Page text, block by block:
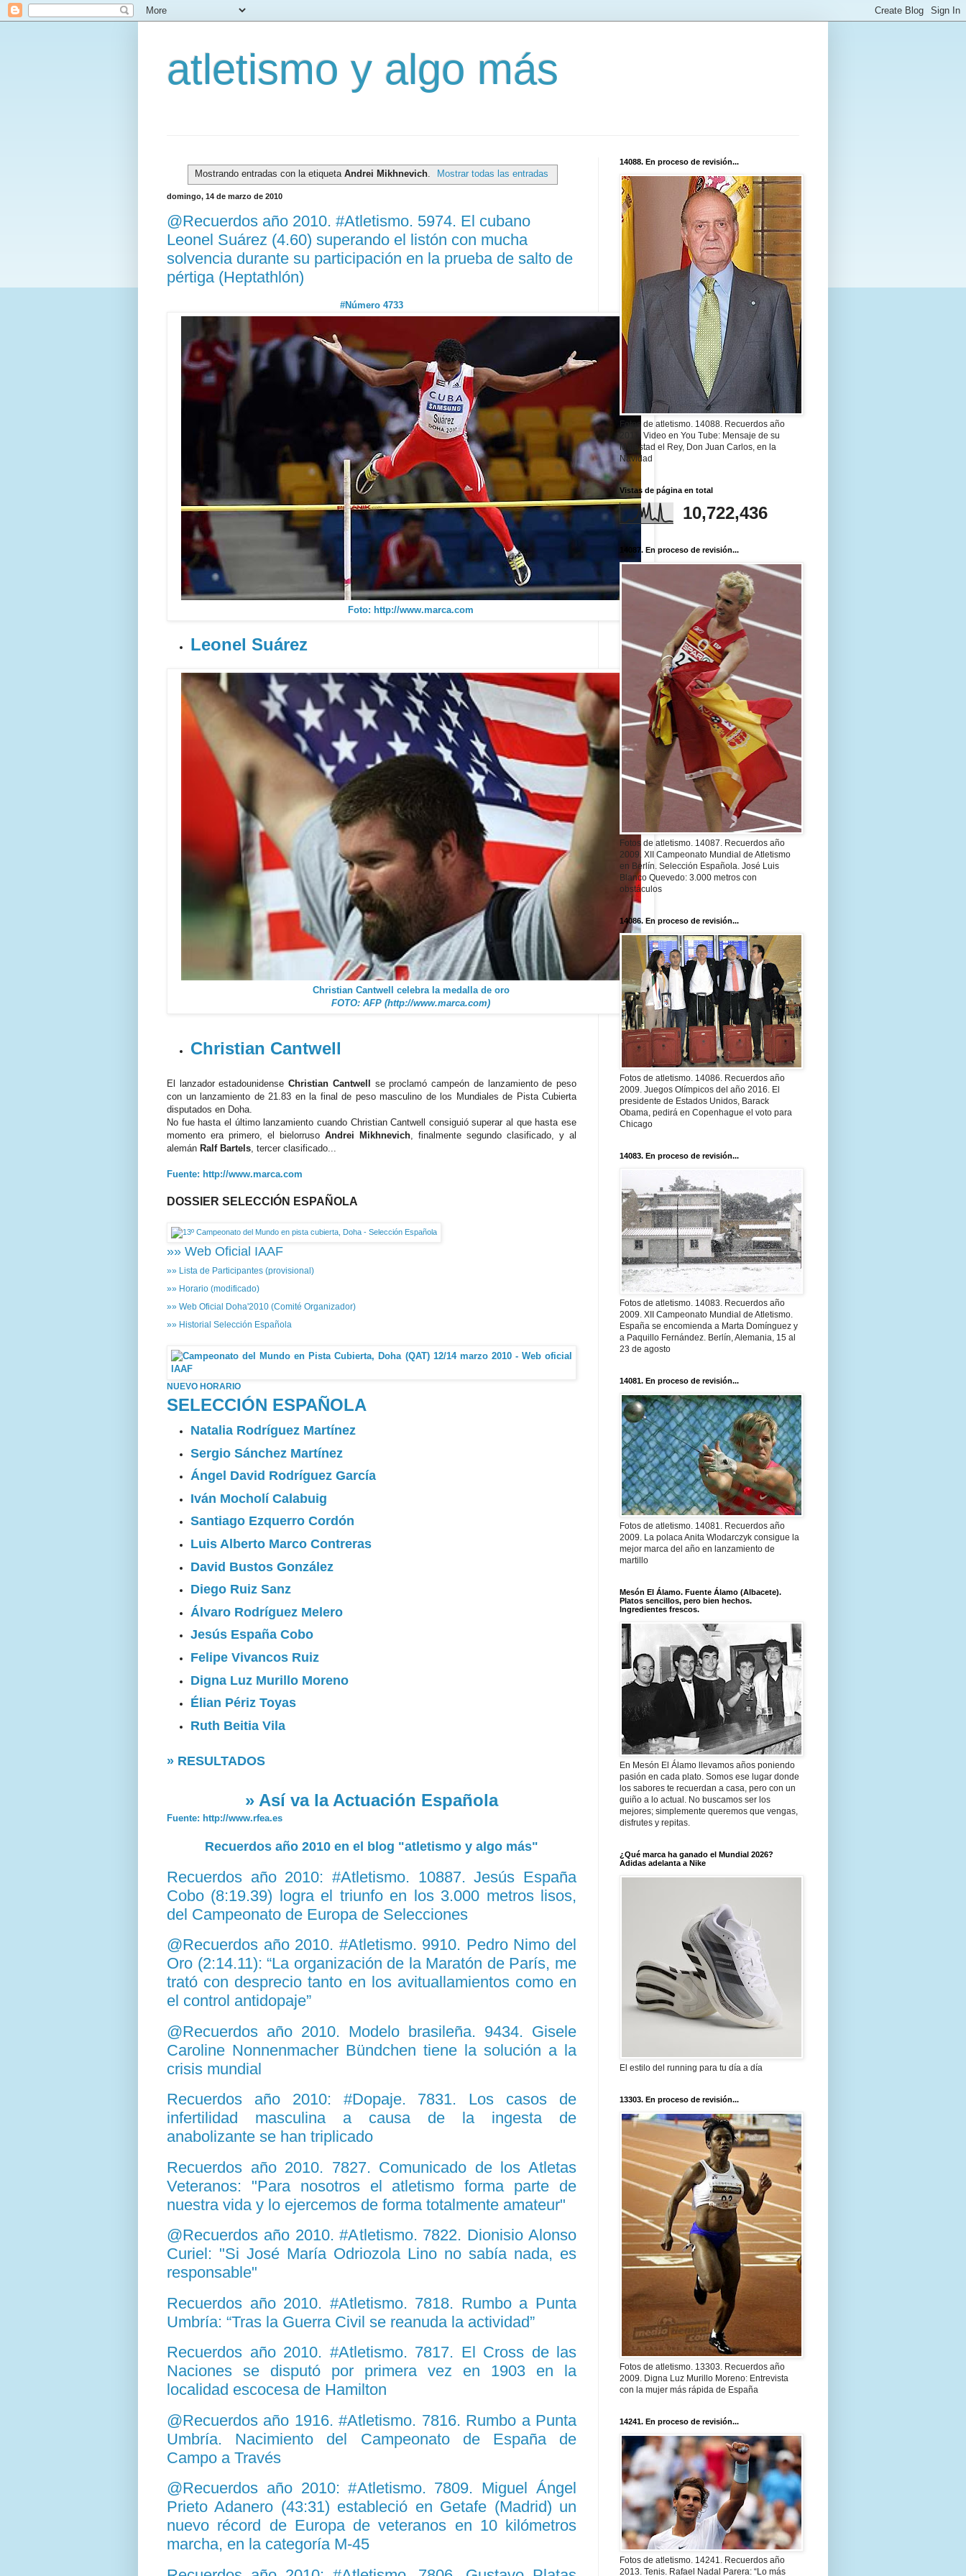
atletismo y algo más
Mostrando entradas con la etiqueta Andrei Mikhnevich. Mostrar todas las entradas
domingo, 14 de marzo de 2010
@Recuerdos año 2010. #Atletismo. 5974. El cubano
Leonel Suárez (4.60) superando el listón con mucha
solvencia durante su participación en la prueba de salto de
pértiga (Heptathlón)
#Número 4733
Foto: http://www.marca.com
Leonel Suárez
Christian Cantwell celebra la medalla de oro
FOTO: AFP (http://www.marca.com)
Christian Cantwell
El lanzador estadounidenseChristian Cantwell
se proclamó campeón de lanzamiento de peso
con un lanzamiento de 21.83 en la final de peso masculino de los Mundiales de Pista Cubierta
disputados en Doha.
No fue hasta el último lanzamiento cuando Christian Cantwell consiguió superar al que hasta ese
momento era primero, el bielorruso Andrei Mikhnevich, finalmente segundo clasificado, y al
alemán Ralf Bartels, tercer clasificado...
Fuente: http://www.marca.com
DOSSIER SELECCIÓN ESPAÑOLA
»» Web Oficial IAAF
»» Lista de Participantes (provisional)
»» Horario (modificado)
»» Web Oficial Doha'2010 (Comité Organizador)
»» Historial Selección Española
NUEVO HORARIO
SELECCIÓN ESPAÑOLA
Natalia Rodríguez Martínez
Sergio Sánchez Martínez
Ángel David Rodríguez García
Iván Mocholí Calabuig
Santiago Ezquerro Cordón
Luis Alberto Marco Contreras
David Bustos González
Diego Ruiz Sanz
Álvaro Rodríguez Melero
Jesús España Cobo
Felipe Vivancos Ruiz
Digna Luz Murillo Moreno
Élian Périz Toyas
Ruth Beitia Vila
» RESULTADOS
» Así va la Actuación Española
Fuente: http://www.rfea.es
Recuerdos año 2010 en el blog "atletismo y algo más"
Recuerdos año 2010: #Atletismo. 10887. Jesús España
Cobo (8:19.39) logra el triunfo en los 3.000 metros lisos,
del Campeonato de Europa de Selecciones
@Recuerdos año 2010. #Atletismo. 9910. Pedro Nimo del
Oro (2:14.11): “La organización de la Maratón de París, me
trató con desprecio tanto en los avituallamientos como en
el control antidopaje”
@Recuerdos año 2010. Modelo brasileña. 9434. Gisele
Caroline Nonnenmacher Bündchen tiene la solución a la
crisis mundial
Recuerdos año 2010: #Dopaje. 7831. Los casos de
infertilidad masculina a causa de la ingesta de
anabolizante se han triplicado
Recuerdos año 2010. 7827. Comunicado de los Atletas
Veteranos: "Para nosotros el atletismo forma parte de
nuestra vida y lo ejercemos de forma totalmente amateur"
@Recuerdos año 2010. #Atletismo. 7822. Dionisio Alonso
Curiel: "Si José María Odriozola Lino no sabía nada, es
responsable"
Recuerdos año 2010. #Atletismo. 7818. Rumbo a Punta
Umbría: “Tras la Guerra Civil se reanuda la actividad”
Recuerdos año 2010. #Atletismo. 7817. El Cross de las
Naciones se disputó por primera vez en 1903 en la
localidad escocesa de Hamilton
@Recuerdos año 1916. #Atletismo. 7816. Rumbo a Punta
Umbría. Nacimiento del Campeonato de España de
Campo a Través
@Recuerdos año 2010: #Atletismo. 7809. Miguel Ángel
Prieto Adanero (43:31) estableció en Getafe (Madrid) un
nuevo récord de Europa de veteranos en 10 kilómetros
marcha, en la categoría M-45
14088. En proceso de revisión...
Fotos de atletismo. 14088. Recuerdos año
2011. Video en You Tube: Mensaje de su
Majestad el Rey, Don Juan Carlos, en la
Navidad
Vistas de página en total
10,722,436
14087. En proceso de revisión...
Fotos de atletismo. 14087. Recuerdos año
2009. XII Campeonato Mundial de Atletismo
en Berlín. Selección Española. José Luis
Blanco Quevedo: 3.000 metros con
obstáculos
14086. En proceso de revisión...
Fotos de atletismo. 14086. Recuerdos año
2009. Juegos Olímpicos del año 2016. El
presidente de Estados Unidos, Barack
Obama, pedirá en Copenhague el voto para
Chicago
14083. En proceso de revisión...
Fotos de atletismo. 14083. Recuerdos año
2009. XII Campeonato Mundial de Atletismo.
España se encomienda a Marta Domínguez y
a Paquillo Fernández. Berlín, Alemania, 15 al
23 de agosto
14081. En proceso de revisión...
Fotos de atletismo. 14081. Recuerdos año
2009. La polaca Anita Wlodarczyk consigue la
mejor marca del año en lanzamiento de
martillo
Mesón El Álamo. Fuente Álamo (Albacete).
Platos sencillos, pero bien hechos.
Ingredientes frescos.
En Mesón El Álamo llevamos años poniendo
pasión en cada plato. Somos ese lugar donde
los sabores te recuerdan a casa, pero con un
guiño a lo actual. No buscamos ser los
mejores; simplemente queremos que vengas,
disfrutes y repitas.
¿Qué marca ha ganado el Mundial 2026?
Adidas adelanta a Nike
El estilo del running para tu día a día
13303. En proceso de revisión...
Fotos de atletismo. 13303. Recuerdos año
2009. Digna Luz Murillo Moreno: Entrevista
con la mujer más rápida de España
14241. En proceso de revisión...
Fotos de atletismo. 14241. Recuerdos año
2013. Tenis. Rafael Nadal Parera: “Lo más